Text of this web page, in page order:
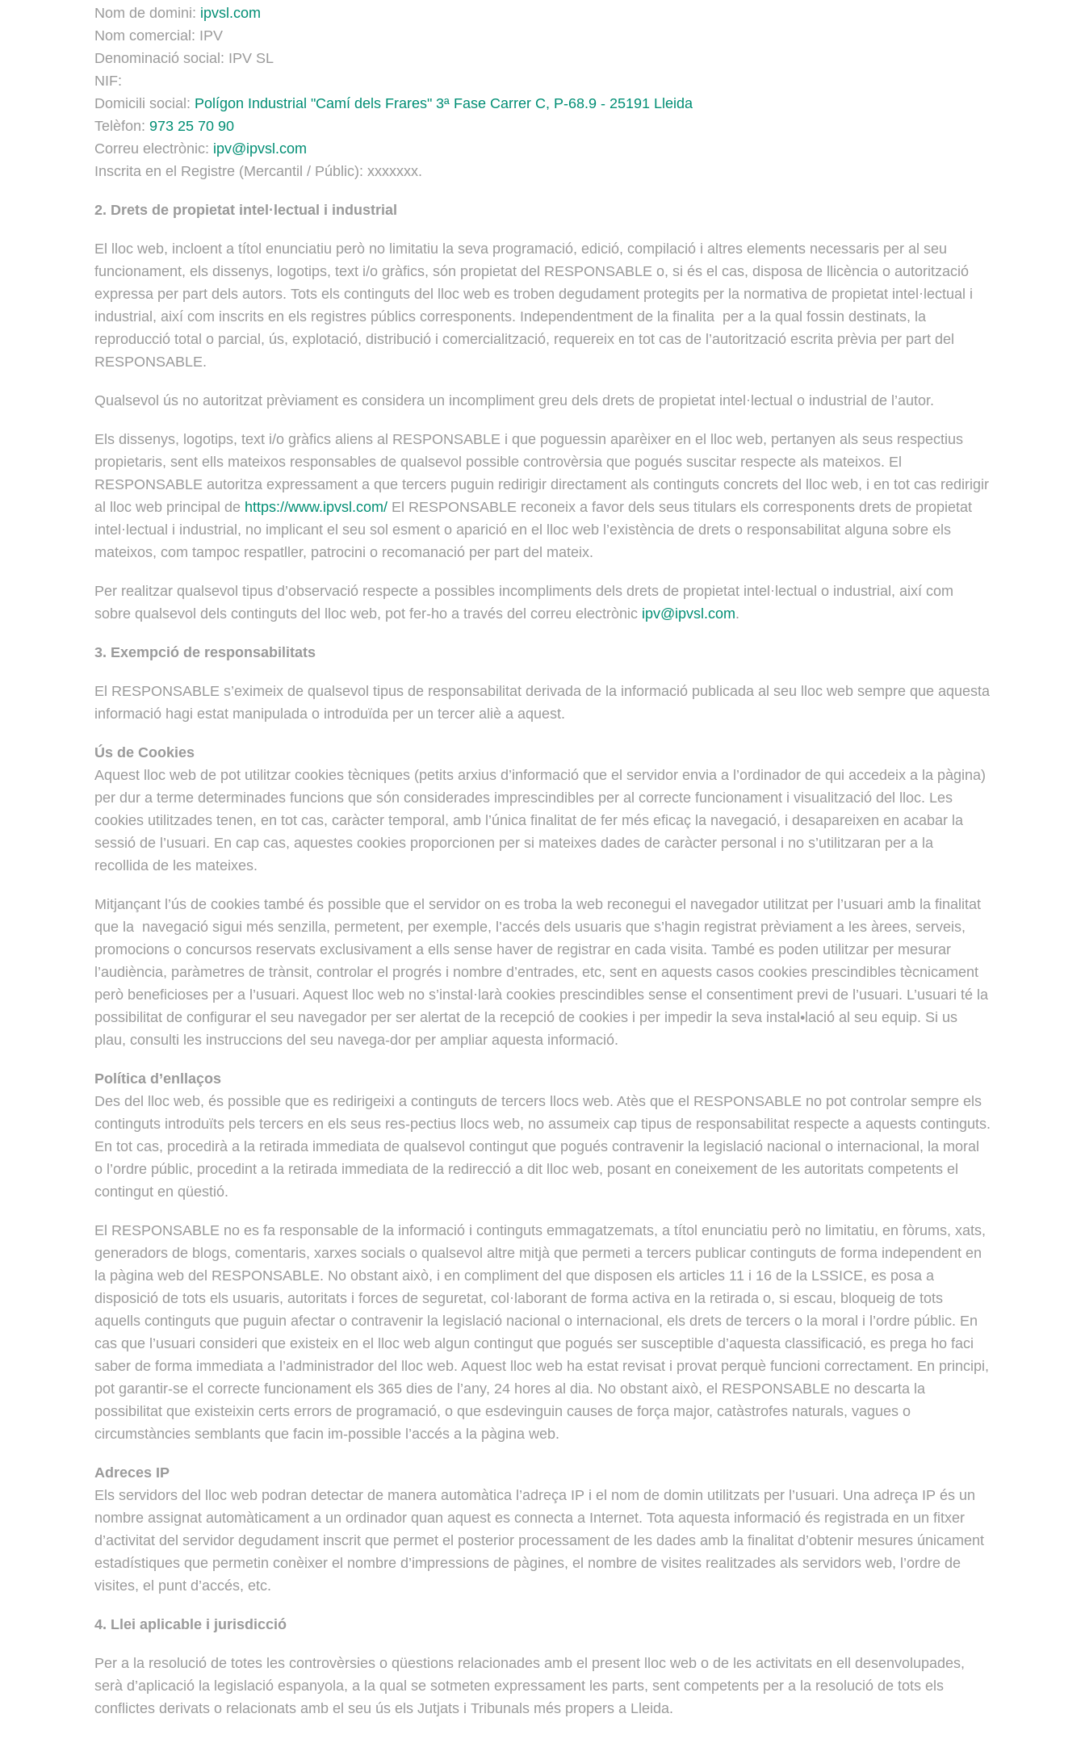
Nom de domini: ipvsl.com
Nom comercial: IPV
Denominació social: IPV SL
NIF:
Domicili social: Polígon Industrial "Camí dels Frares" 3ª Fase Carrer C, P-68.9 - 25191 Lleida
Telèfon: 973 25 70 90
Correu electrònic: ipv@ipvsl.com
Inscrita en el Registre (Mercantil / Públic): xxxxxxx.
2. Drets de propietat intel·lectual i industrial
El lloc web, incloent a títol enunciatiu però no limitatiu la seva programació, edició, compilació i altres elements necessaris per al seu
funcionament, els dissenys, logotips, text i/o gràfics, són propietat del RESPONSABLE o, si és el cas, disposa de llicència o autorització
expressa per part dels autors. Tots els continguts del lloc web es troben degudament protegits per la normativa de propietat intel·lectual i
industrial, així com inscrits en els registres públics corresponents. Independentment de la finalita per a la qual fossin destinats, la
reproducció total o parcial, ús, explotació, distribució i comercialització, requereix en tot cas de l’autorització escrita prèvia per part del
RESPONSABLE.
Qualsevol ús no autoritzat prèviament es considera un incompliment greu dels drets de propietat intel·lectual o industrial de l’autor.
Els dissenys, logotips, text i/o gràfics aliens al RESPONSABLE i que poguessin aparèixer en el lloc web, pertanyen als seus respectius
propietaris, sent ells mateixos responsables de qualsevol possible controvèrsia que pogués suscitar respecte als mateixos. El
RESPONSABLE autoritza expressament a que tercers puguin redirigir directament als continguts concrets del lloc web, i en tot cas redirigir
al lloc web principal de https://www.ipvsl.com/ El RESPONSABLE reconeix a favor dels seus titulars els corresponents drets de propietat
intel·lectual i industrial, no implicant el seu sol esment o aparició en el lloc web l’existència de drets o responsabilitat alguna sobre els
mateixos, com tampoc respatller, patrocini o recomanació per part del mateix.
Per realitzar qualsevol tipus d’observació respecte a possibles incompliments dels drets de propietat intel·lectual o industrial, així com
sobre qualsevol dels continguts del lloc web, pot fer-ho a través del correu electrònic ipv@ipvsl.com.
3. Exempció de responsabilitats
El RESPONSABLE s’eximeix de qualsevol tipus de responsabilitat derivada de la informació publicada al seu lloc web sempre que aquesta
informació hagi estat manipulada o introduïda per un tercer aliè a aquest.
Ús de Cookies
Aquest lloc web de pot utilitzar cookies tècniques (petits arxius d’informació que el servidor envia a l’ordinador de qui accedeix a la pàgina)
per dur a terme determinades funcions que són considerades imprescindibles per al correcte funcionament i visualització del lloc. Les
cookies utilitzades tenen, en tot cas, caràcter temporal, amb l’única finalitat de fer més eficaç la navegació, i desapareixen en acabar la
sessió de l’usuari. En cap cas, aquestes cookies proporcionen per si mateixes dades de caràcter personal i no s’utilitzaran per a la
recollida de les mateixes.
Mitjançant l’ús de cookies també és possible que el servidor on es troba la web reconegui el navegador utilitzat per l’usuari amb la finalitat
que la navegació sigui més senzilla, permetent, per exemple, l’accés dels usuaris que s’hagin registrat prèviament a les àrees, serveis,
promocions o concursos reservats exclusivament a ells sense haver de registrar en cada visita. També es poden utilitzar per mesurar
l’audiència, paràmetres de trànsit, controlar el progrés i nombre d’entrades, etc, sent en aquests casos cookies prescindibles tècnicament
però beneficioses per a l’usuari. Aquest lloc web no s’instal·larà cookies prescindibles sense el consentiment previ de l’usuari. L’usuari té la
possibilitat de configurar el seu navegador per ser alertat de la recepció de cookies i per impedir la seva instal•lació al seu equip. Si us
plau, consulti les instruccions del seu navega-dor per ampliar aquesta informació.
Política d’enllaços
Des del lloc web, és possible que es redirigeixi a continguts de tercers llocs web. Atès que el RESPONSABLE no pot controlar sempre els
continguts introduïts pels tercers en els seus res-pectius llocs web, no assumeix cap tipus de responsabilitat respecte a aquests continguts.
En tot cas, procedirà a la retirada immediata de qualsevol contingut que pogués contravenir la legislació nacional o internacional, la moral
o l’ordre públic, procedint a la retirada immediata de la redirecció a dit lloc web, posant en coneixement de les autoritats competents el
contingut en qüestió.
El RESPONSABLE no es fa responsable de la informació i continguts emmagatzemats, a títol enunciatiu però no limitatiu, en fòrums, xats,
generadors de blogs, comentaris, xarxes socials o qualsevol altre mitjà que permeti a tercers publicar continguts de forma independent en
la pàgina web del RESPONSABLE. No obstant això, i en compliment del que disposen els articles 11 i 16 de la LSSICE, es posa a
disposició de tots els usuaris, autoritats i forces de seguretat, col·laborant de forma activa en la retirada o, si escau, bloqueig de tots
aquells continguts que puguin afectar o contravenir la legislació nacional o internacional, els drets de tercers o la moral i l’ordre públic. En
cas que l’usuari consideri que existeix en el lloc web algun contingut que pogués ser susceptible d’aquesta classificació, es prega ho faci
saber de forma immediata a l’administrador del lloc web. Aquest lloc web ha estat revisat i provat perquè funcioni correctament. En principi,
pot garantir-se el correcte funcionament els 365 dies de l’any, 24 hores al dia. No obstant això, el RESPONSABLE no descarta la
possibilitat que existeixin certs errors de programació, o que esdevinguin causes de força major, catàstrofes naturals, vagues o
circumstàncies semblants que facin im-possible l’accés a la pàgina web.
Adreces IP
Els servidors del lloc web podran detectar de manera automàtica l’adreça IP i el nom de domin utilitzats per l’usuari. Una adreça IP és un
nombre assignat automàticament a un ordinador quan aquest es connecta a Internet. Tota aquesta informació és registrada en un fitxer
d’activitat del servidor degudament inscrit que permet el posterior processament de les dades amb la finalitat d’obtenir mesures únicament
estadístiques que permetin conèixer el nombre d’impressions de pàgines, el nombre de visites realitzades als servidors web, l’ordre de
visites, el punt d’accés, etc.
4. Llei aplicable i jurisdicció
Per a la resolució de totes les controvèrsies o qüestions relacionades amb el present lloc web o de les activitats en ell desenvolupades,
serà d’aplicació la legislació espanyola, a la qual se sotmeten expressament les parts, sent competents per a la resolució de tots els
conflictes derivats o relacionats amb el seu ús els Jutjats i Tribunals més propers a Lleida.